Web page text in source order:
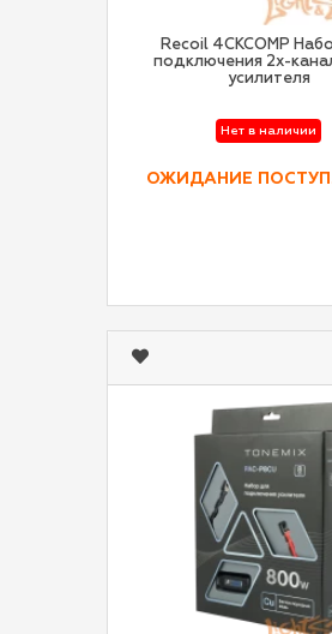
Recoil 4CKCOMP
подключения 2х-
усилителя
Нет в наличии
ОЖИДАНИЕ